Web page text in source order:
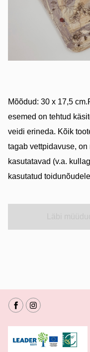
Mõõdud: 30 x 17,5
esemed on tehtud
veidi erineda. Kõik
tagab vettpidavuse,
kasutatavad (v.a.
kasutatud